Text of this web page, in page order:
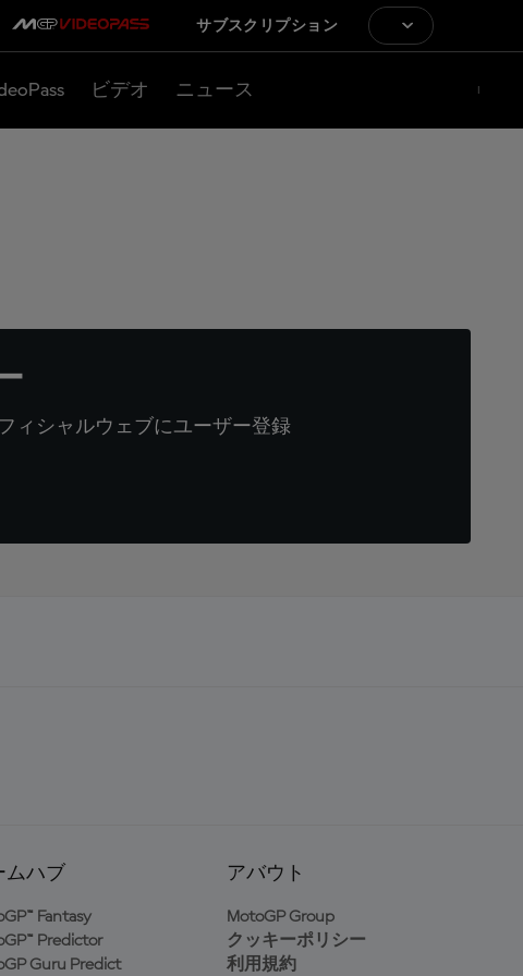
サブスクリプション
ビデオ ニュース
ィシャルウェブにユーザー登録
ムハブ
Fantasy
Predictor
Guru Predict
アバウト
MotoGP Group
クッキーポリシー
利用規約